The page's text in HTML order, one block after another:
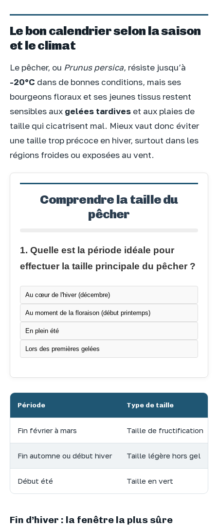
Le bon calendrier selon la saison
et le climat
Le pêcher, ou Prunus persica, résiste jusqu’à
-20°C dans de bonnes conditions, mais ses
bourgeons floraux et ses jeunes tissus restent
sensibles aux gelées tardives et aux plaies de
taille qui cicatrisent mal. Mieux vaut donc éviter
une taille trop précoce en hiver, surtout dans les
régions froides ou exposées au vent.
Comprendre la taille du
pêcher
1. Quelle est la période idéale pour
effectuer la taille principale du pêcher ?
Au cœur de l'hiver (décembre)
Au moment de la floraison (début printemps)
En plein été
Lors des premières gelées
Période Type de taille
Fin février à mars Taille de fructification
Fin automne ou début hiver Taille légère hors gel
Début été Taille en vert
Fin d’hiver : la fenêtre la plus sûre